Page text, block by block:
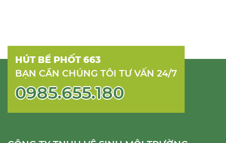
HÚT BỂ PHỐT 663
BẠN CẦN CHÚNG TÔI TƯ VẤN 24/7
0985.655.180